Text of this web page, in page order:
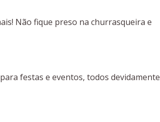
Não fique preso na churrasqueira e
festas e eventos, todos devidamente